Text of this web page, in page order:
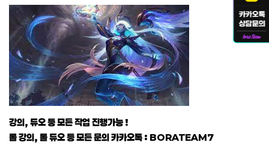
본문
강의, 듀오 등 모든 작업 진행가능 !
롤 강의, 롤 듀오 등 모든 문의 카카오톡 : BORATEAM7